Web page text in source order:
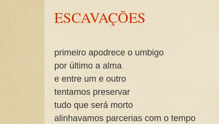
ESCAVAÇÕES
primeiro apodrece o umbigo
por último a alma
e entre um e outro
tentamos preservar
tudo que será morto
alinhavamos parcerias com o tempo